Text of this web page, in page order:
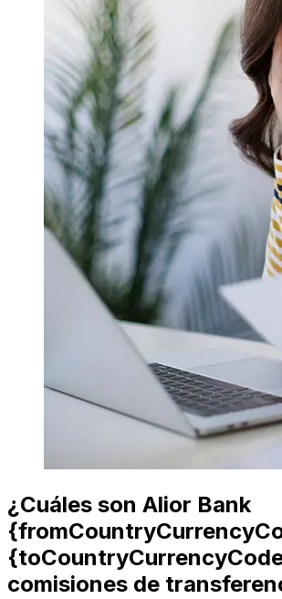
¿Cuáles son Alior Bank
comisiones de